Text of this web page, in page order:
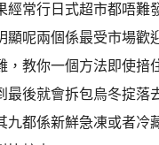
經常行日式超市都唔難
顯呢兩個係最受市場歡
，教你一個方法即使揞
最後就會拆包烏冬掟落
九都係新鮮急凍或者冷